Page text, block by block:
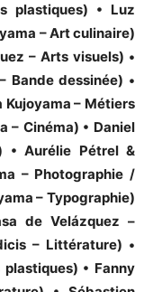
plastiques) • Luz
– Art culinaire)
– Arts visuels) •
Bande dessinée) •
Kujoyama – Métiers
– Cinéma) • Daniel
• Aurélie Pétrel &
– Photographie /
– Typographie)
de Velázquez –
– Littérature) •
• Fanny